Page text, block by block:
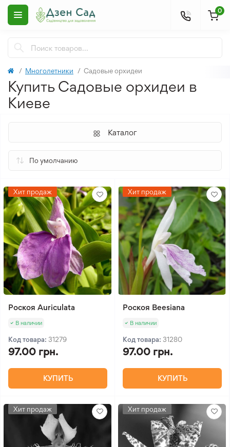
0
Многолетники Садовые орхидеи
Купить Садовые орхидеи в
Киеве
Каталог
Хит продаж
Роскоя Auriculata
В наличии
Код товара: 31279
97.00 грн.
КУПИТЬ
Хит продаж
Роскоя Beesiana
В наличии
Код товара: 31280
97.00 грн.
КУПИТЬ
Хит продаж Хит продаж